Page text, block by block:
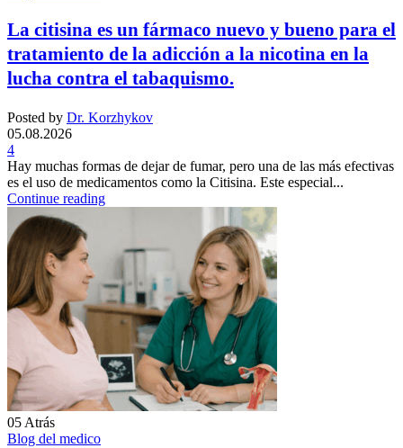
La citisina es un fármaco nuevo y bueno para el
tratamiento de la adicción a la nicotina en la
lucha contra el tabaquismo.
Posted by Dr. Korzhykov
05.08.2026
4
Hay muchas formas de dejar de fumar, pero una de las más efectivas
es el uso de medicamentos como la Citisina. Este especial...
Continue reading
05 Atrás
Blog del medico